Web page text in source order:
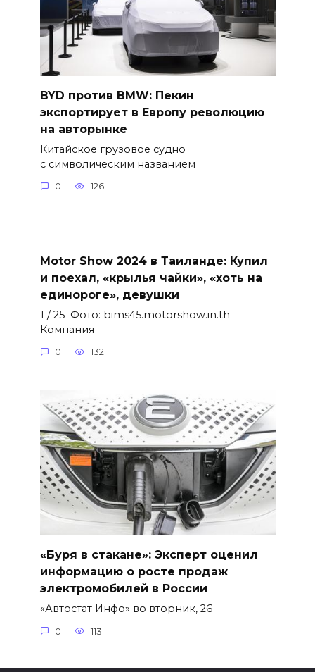
BYD против BMW: Пекин
экспортирует в Европу революцию
на авторынке
Китайское грузовое судно
с символическим названием
0 126
Motor Show 2024 в Таиланде: Купил
и поехал, «крылья чайки», «хоть на
единороге», девушки
1 / 25 Фото: bims45.motorshow.in.th
Компания
0 132
«Буря в стакане»: Эксперт оценил
информацию о росте продаж
электромобилей в России
«Автостат Инфо» во вторник, 26
0 113